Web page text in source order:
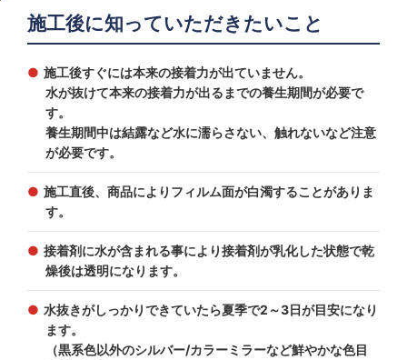
施工後に知っていただきたいこと
施工後すぐには本来の接着力が出ていません。
水が抜けて本来の接着力が出るまでの養生期間が必要で
す。
養生期間中は結露など水に濡らさない、触れないなど注意
が必要です。
施工直後、商品によりフィルム面が白濁することがありま
す。
接着剤に水が含まれる事により接着剤が乳化した状態で乾
燥後は透明になります。
水抜きがしっかりできていたら夏季で2～3日が目安になり
ます。
（黒系色以外のシルバー/カラーミラーなど鮮やかな色目